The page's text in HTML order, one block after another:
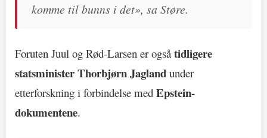
komme til bunns i det», sa Støre.
Foruten Juul og Rød-Larsen er ogsåtidligere
statsminister Thorbjørn Jagland under
etterforskning i forbindelse med Epstein-
dokumentene.